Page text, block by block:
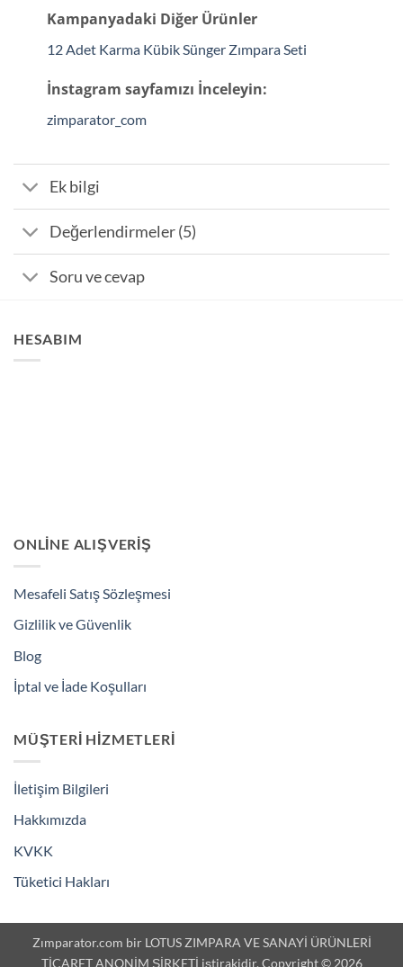
Kampanyadaki Diğer Ürünler
12 Adet Karma Kübik Sünger Zımpara Seti
İnstagram sayfamızı İnceleyin:
zimparator_com
Ek bilgi
Değerlendirmeler (5)
Soru ve cevap
HESABIM
ONLINE ALIŞVERIŞ
Mesafeli Satış Sözleşmesi
Gizlilik ve Güvenlik
Blog
İptal ve İade Koşulları
MÜŞTERI HIZMETLERI
İletişim Bilgileri
Hakkımızda
KVKK
Tüketici Hakları
Zımparator.com bir LOTUS ZIMPARA VE SANAYİ ÜRÜNLERİ
TİCARET ANONİM ŞİRKETİ iştirakidir. Copyright © 2026